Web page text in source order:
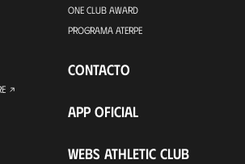
ONE CLUB AWARD
PROGRAMA ATERPE
CONTACTO
APP OFICIAL
WEBS ATHLETIC CLUB